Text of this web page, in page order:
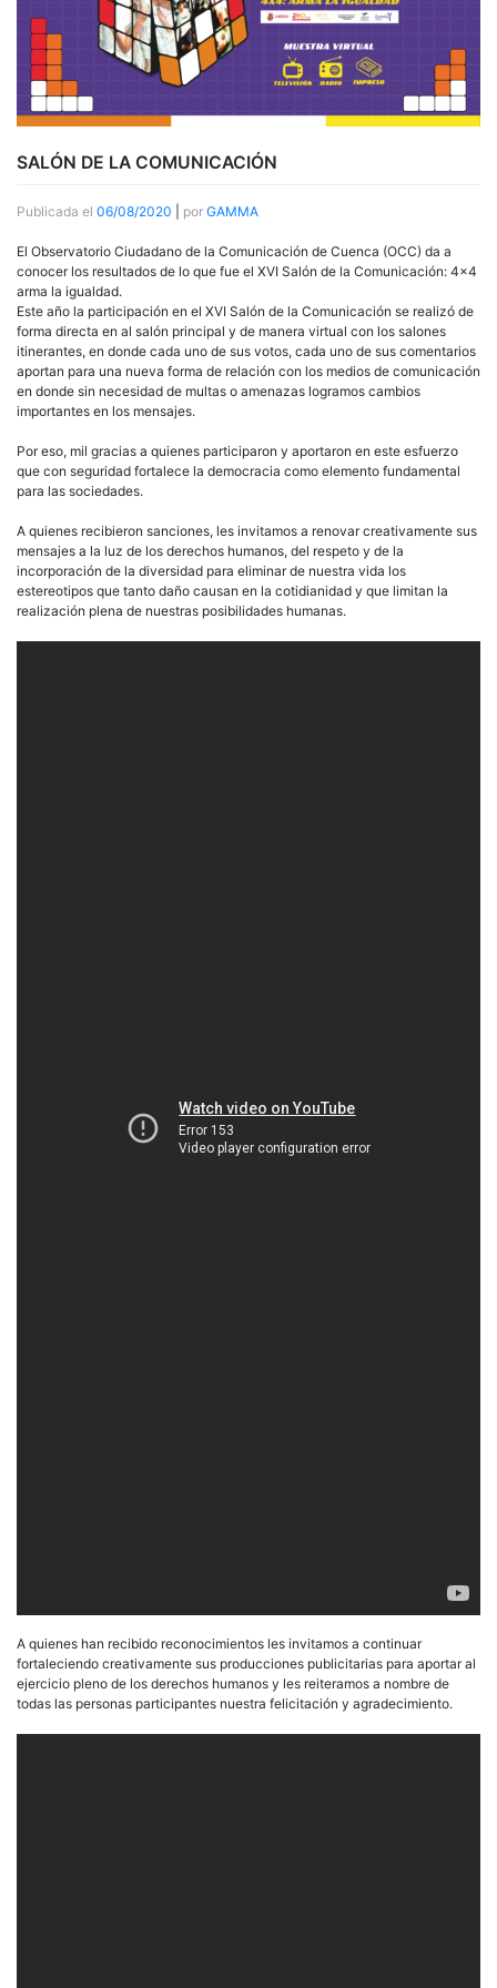
SALÓN DE LA COMUNICACIÓN
Publicada el 06/08/2020 por GAMMA
El Observatorio Ciudadano de la Comunicación de Cuenca (OCC) da a
conocer los resultados de lo que fue el XVI Salón de la Comunicación: 4×4
arma la igualdad.
Este año la participación en el XVI Salón de la Comunicación se realizó de
forma directa en al salón principal y de manera virtual con los salones
itinerantes, en donde cada uno de sus votos, cada uno de sus comentarios
aportan para una nueva forma de relación con los medios de comunicación
en donde sin necesidad de multas o amenazas logramos cambios
importantes en los mensajes.
Por eso, mil gracias a quienes participaron y aportaron en este esfuerzo
que con seguridad fortalece la democracia como elemento fundamental
para las sociedades.
A quienes recibieron sanciones, les invitamos a renovar creativamente sus
mensajes a la luz de los derechos humanos, del respeto y de la
incorporación de la diversidad para eliminar de nuestra vida los
estereotipos que tanto daño causan en la cotidianidad y que limitan la
realización plena de nuestras posibilidades humanas.
A quienes han recibido reconocimientos les invitamos a continuar
fortaleciendo creativamente sus producciones publicitarias para aportar al
ejercicio pleno de los derechos humanos y les reiteramos a nombre de
todas las personas participantes nuestra felicitación y agradecimiento.